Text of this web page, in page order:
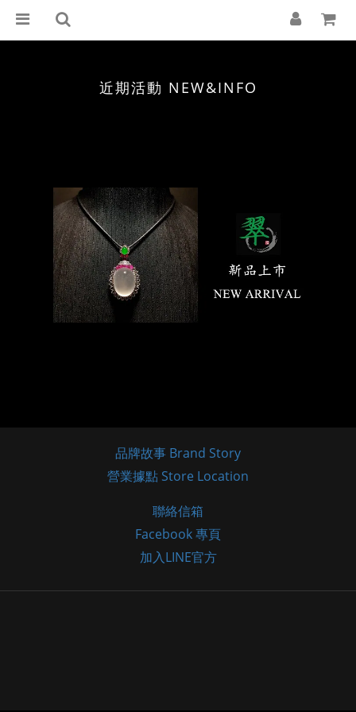
近期活動 NEW&INFO
品牌故事 Brand Story
營業據點 Store Location
聯絡信箱
Facebook 專頁
加入LINE官方